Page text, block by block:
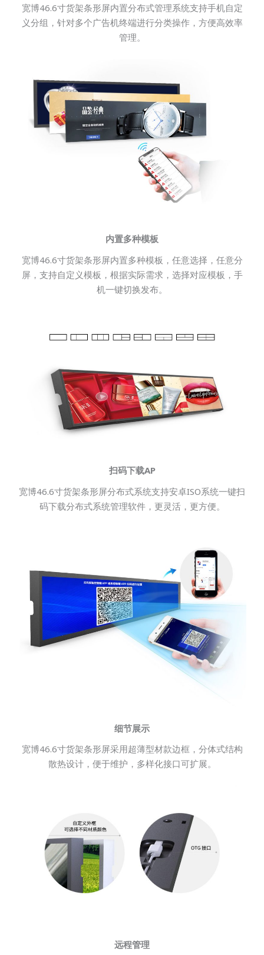
宽博46.6寸货架条形屏内置分布式管理系统支持手机自定
义分组，针对多个广告机终端进行分类操作，方便高效率
管理。
内置多种模板
宽博46.6寸货架条形屏内置多种模板，任意选择，任意分
屏，支持自定义模板，根据实际需求，选择对应模板，手
机一键切换发布。
扫码下载AP
宽博46.6寸货架条形屏分布式系统支持安卓ISO系统一键扫
码下载分布式系统管理软件，更灵活，更方便。
细节展示
宽博46.6寸货架条形屏采用超薄型材款边框，分体式结构
散热设计，便于维护，多样化接口可扩展。
远程管理